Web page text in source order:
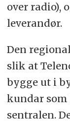
over radio),
leverandør.
Den
slik at
bygge ut i
kundar
sentralen.